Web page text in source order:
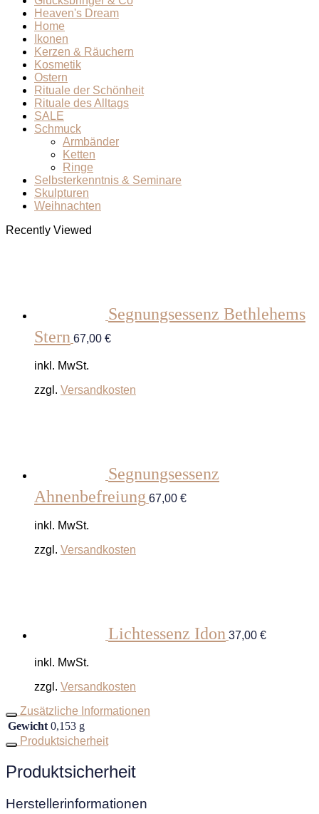
Heaven's Dream
Home
Ikonen
Kerzen & Räuchern
Kosmetik
Ostern
Rituale der Schönheit
Rituale des Alltags
SALE
Schmuck
Armbänder
Ketten
Ringe
Selbsterkenntnis & Seminare
Skulpturen
Weihnachten
Recently Viewed
Segnungsessenz Bethlehems
Stern 67,00 €
inkl. MwSt.
zzgl. Versandkosten
Segnungsessenz
Ahnenbefreiung 67,00 €
inkl. MwSt.
zzgl. Versandkosten
Lichtessenz Idon 37,00 €
inkl. MwSt.
zzgl. Versandkosten
Zusätzliche Informationen
Gewicht 0,153 g
Produktsicherheit
Produktsicherheit
Herstellerinformationen